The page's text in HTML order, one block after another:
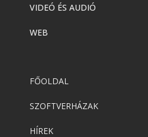
VIDEÓ ÉS AUDIÓ
WEB
FŐOLDAL
SZOFTVERHÁZAK
HÍREK